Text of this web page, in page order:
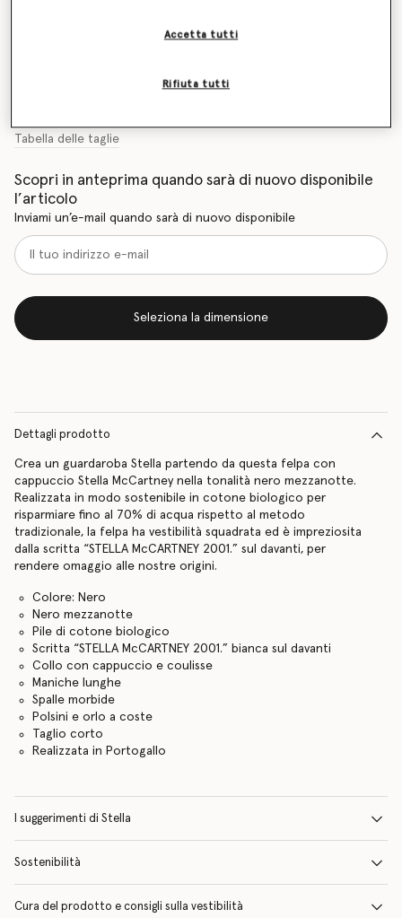
Seleziona la dimensione (Italian)
Tabella delle taglie
Scopri in anteprima quando sarà di nuovo disponibile
l’articolo
Inviami un’e-mail quando sarà di nuovo disponibile
Seleziona la dimensione
Dettagli prodotto
Crea un guardaroba Stella partendo da questa felpa con
cappuccio Stella McCartney nella tonalità nero mezzanotte.
Realizzata in modo sostenibile in cotone biologico per
risparmiare fino al 70% di acqua rispetto al metodo
tradizionale, la felpa ha vestibilità squadrata ed è impreziosita
dalla scritta “STELLA McCARTNEY 2001.” sul davanti, per
rendere omaggio alle nostre origini.
Colore: Nero
Nero mezzanotte
Pile di cotone biologico
Scritta “STELLA McCARTNEY 2001.” bianca sul davanti
Collo con cappuccio e coulisse
Maniche lunghe
Spalle morbide
Polsini e orlo a coste
Taglio corto
Realizzata in Portogallo
I suggerimenti di Stella
Sostenibilità
Cura del prodotto e consigli sulla vestibilità
Rifiuta tutti
Accetta tutti